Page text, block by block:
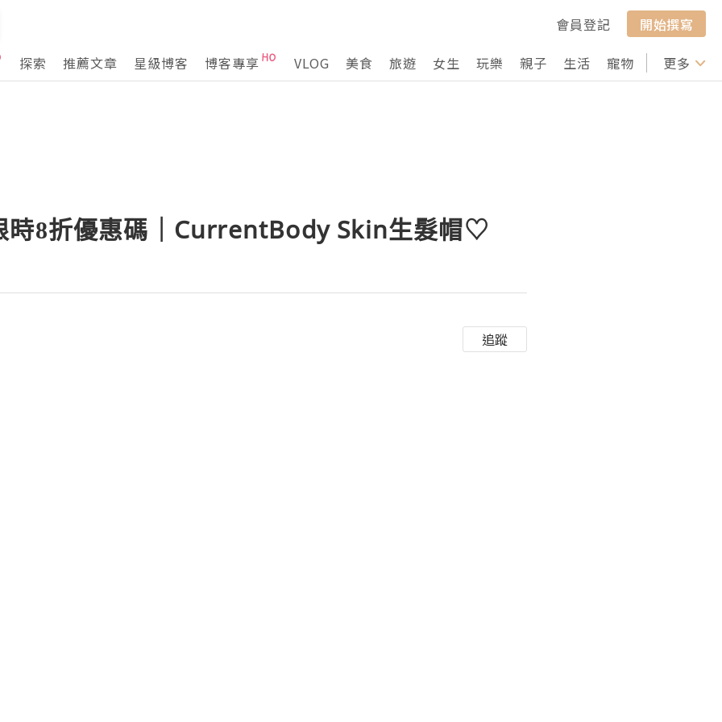
會員登記
開始撰寫
探索
推薦文章 星級博客 博客專享 VLOG 美食 旅遊 女生 玩樂 親子 生活 寵物 行山 打卡
更多
8折優惠碼｜CurrentBody Skin生髮帽♡
追蹤